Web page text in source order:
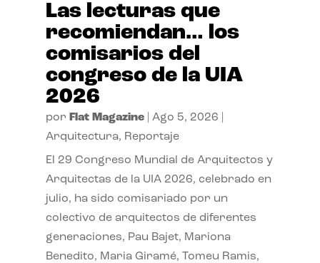
Las lecturas que
recomiendan… los
comisarios del
congreso de la UIA
2026
por Flat Magazine| Ago 5, 2026
Arquitectura, Reportaje
El 29 Congreso Mundial de Arquitectos y
Arquitectas de la UIA 2026, celebrado en
julio, ha sido comisariado por un
colectivo de arquitectos de diferentes
generaciones, Pau Bajet, Mariona
Benedito, Maria Giramé, Tomeu Ramis,